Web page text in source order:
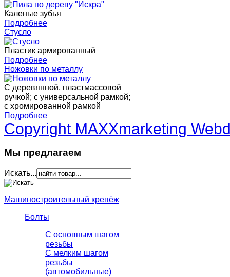
Каленые зубья
Подробнее
Стусло
Пластик армированный
Подробнее
Ножовки по металлу
С деревянной, пластмассовой
ручкой; с универсальной рамкой;
с хромированной рамкой
Подробнее
Copyright MAXXmarketing
Мы предлагаем
Искать...
Машиностроительный крепёж
Болты
С основным шагом
резьбы
C мелким шагом
резьбы
(автомобильные)